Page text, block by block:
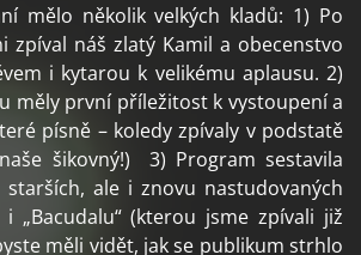
mělo několik velkých kladů: 1) Po
zpíval náš zlatý Kamil a obecenstvo
i kytarou k velikému aplausu. 2)
měly první příležitost k vystoupení a
písně – koledy zpívaly v podstatě
šikovný!) 3) Program sestavila
starších, ale i znovu nastudovaných
„Bacudalu“ (kterou jsme zpívali již
měli vidět, jak se publikum strhlo